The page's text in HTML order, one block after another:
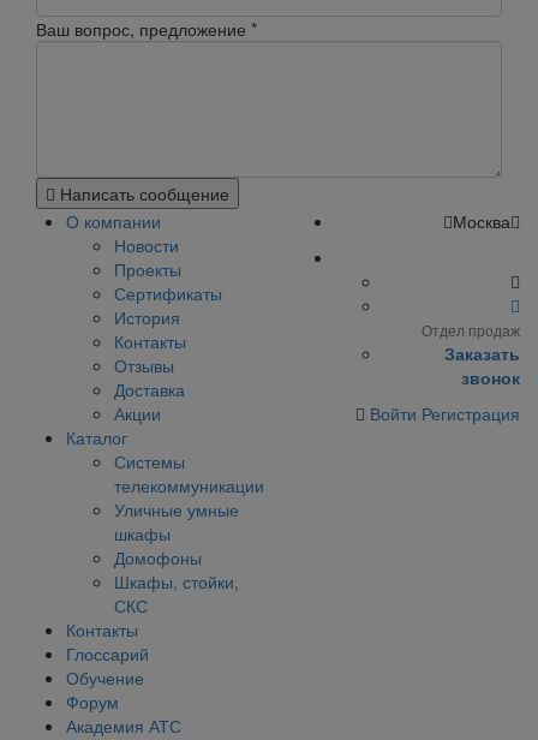
Ваш вопрос, предложение *
Написать сообщение
О компании
Новости
Проекты
Сертификаты
История
Контакты
Отзывы
Доставка
Акции
Каталог
Системы
телекоммуникации
Уличные умные
шкафы
Домофоны
Шкафы, стойки,
СКС
Контакты
Глоссарий
Обучение
Форум
Академия АТС
Москва
Отдел продаж
Заказать
звонок
Войти Регистрация